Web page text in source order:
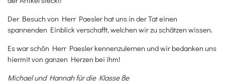
Der Besuch von Herr Paesler hat uns in der Tat einen
spannenden Einblick verschafft, welchen wir zu schätzen wissen.
Es war schön Herr Paesler kennenzulernen und wir bedanken uns
hiermit von ganzen Herzen bei ihm!
Michael und Hannah für die Klasse 8e